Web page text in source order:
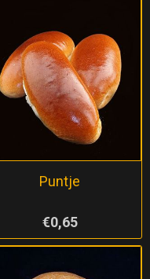
Puntje
€0,65